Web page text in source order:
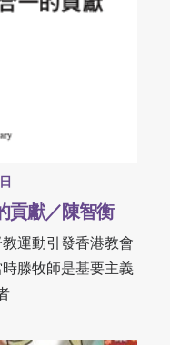
貢獻／陳智衡
運動引發香港教會
滕牧師是基要主義